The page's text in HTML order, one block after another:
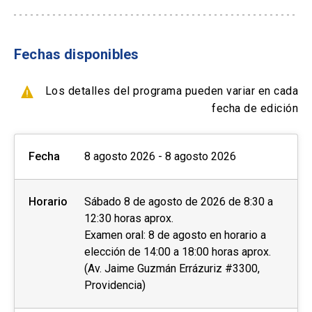
*Si solicitas reagendar tu prueba con menos de
tarifa adicional.
días después de la prueba o 13 días después de
se encuentren disponibles, se le notificará al
candidato vía correo electrónico y podrá acceder
a sus resultados de manera online y retirar su
certificado físico Test Report Form (TRF) en las
oficinas de English UC, ubicadas en Campus
Oriente. Cada candidato tiene derecho a un
certificado físico. Además, puede pedir que se
le envíe una copia del TRF hasta 5 instituciones.
Formas de pago por empresas:
- Con ficha de inscripción y Orden de compra
Fechas disponibles
Los detalles del programa pueden variar en cada
fecha de edición
Fecha 8 agosto 2026 - 8 agosto 2026
Horario
Sábado 8 de agosto de 2026 de 8:30 a
12:30 horas aprox.
Examen oral: 8 de agosto en horario a
elección de 14:00 a 18:00 horas aprox.
(Av. Jaime Guzmán Errázuriz #3300,
Providencia)